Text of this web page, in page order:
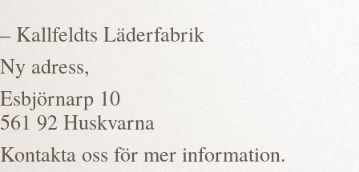
– Kallfeldts Läderfabrik
Ny adress,
Esbjörnarp 10
561 92 Huskvarna
Kontakta oss för mer information.